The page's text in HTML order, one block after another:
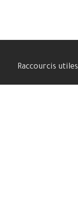
Raccourcis utiles